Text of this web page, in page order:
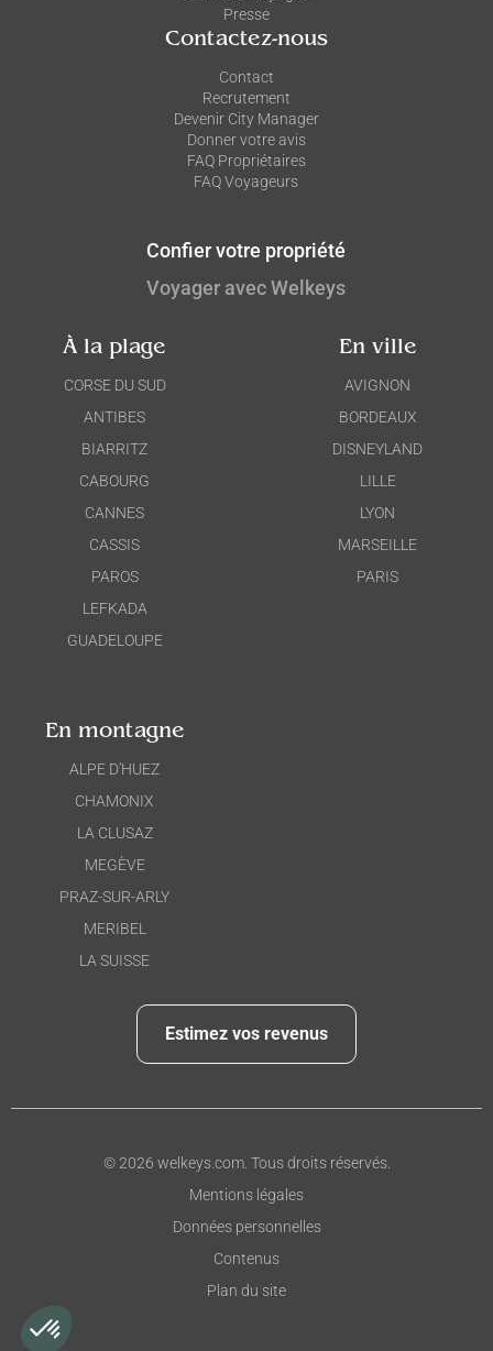
Presse
Contactez-nous
Contact
Recrutement
Devenir City Manager
Donner votre avis
FAQ Propriétaires
FAQ Voyageurs
Voyager avec Welkeys
Confier votre propriété
À la plage
CORSE DU SUD
ANTIBES
BIARRITZ
CABOURG
CANNES
CASSIS
PAROS
LEFKADA
GUADELOUPE
En ville
AVIGNON
BORDEAUX
DISNEYLAND
LILLE
LYON
MARSEILLE
PARIS
En montagne
ALPE D'HUEZ
CHAMONIX
LA CLUSAZ
MEGÈVE
PRAZ-SUR-ARLY
MERIBEL
LA SUISSE
Estimez vos revenus
© 2026 welkeys.com. Tous droits réservés.
Mentions légales
Données personnelles
Contenus
Plan du site
cookies
du site.
et nous-mêmes utilisons également des cookies
de mesurer le traffic et de vous montrer un contenu et des
Je choisis